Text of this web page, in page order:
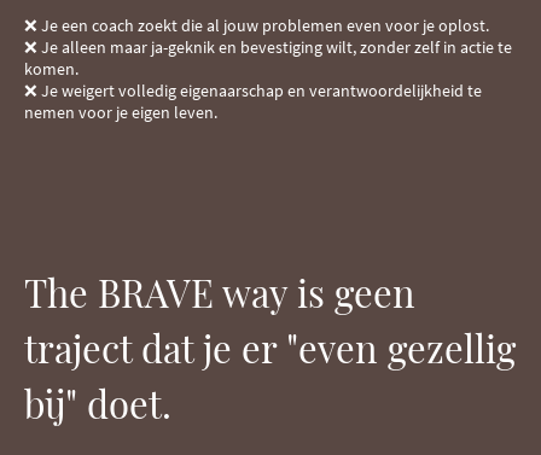
❌ Je een coach zoekt die al jouw problemen even voor je oplost.
❌ Je alleen maar ja-geknik en bevestiging wilt, zonder zelf in actie te
komen.
❌ Je weigert volledig eigenaarschap en verantwoordelijkheid te
nemen voor je eigen leven.
The BRAVE way is geen
traject dat je er "even gezellig
bij" doet.